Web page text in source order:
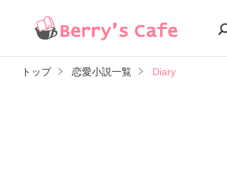
トップ 恋愛小説一覧 Diary